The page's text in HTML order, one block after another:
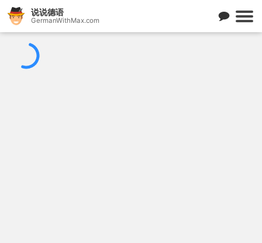
说说德语
GermanWithMax.com